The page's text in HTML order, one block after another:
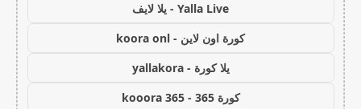
Yalla Live - يلا لايف
كورة اون لاين - koora onl
يلا كورة - yallakora
كورة 365 - kooora 365